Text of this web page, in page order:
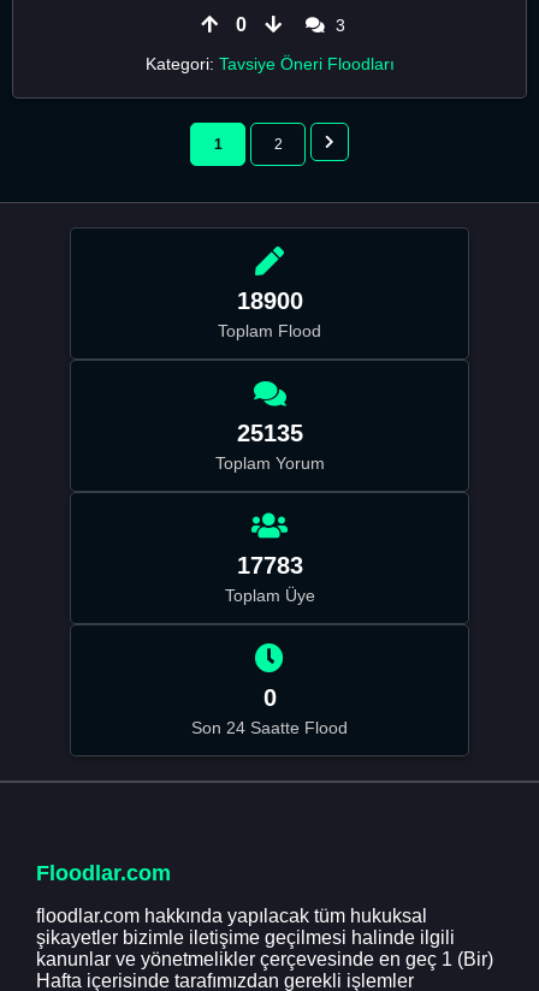
0
3
Kategori: Tavsiye Öneri Floodları
1 2
18900
Toplam Flood
25135
Toplam Yorum
17783
Toplam Üye
0
Son 24 Saatte Flood
Floodlar.com
floodlar.com hakkında yapılacak tüm hukuksal
şikayetler bizimle iletişime geçilmesi halinde ilgili
kanunlar ve yönetmelikler çerçevesinde en geç 1 (Bir)
Hafta içerisinde tarafımızdan gerekli işlemler